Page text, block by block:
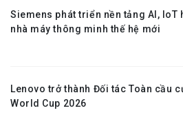
Siemens phát triển nền tảng AI, IoT
nhà máy thông minh thế hệ mới
Lenovo trở thành Đối tác Toàn cầu
World Cup 2026